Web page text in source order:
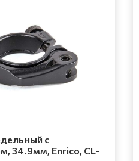
с
34.9мм, Enrico, CL-